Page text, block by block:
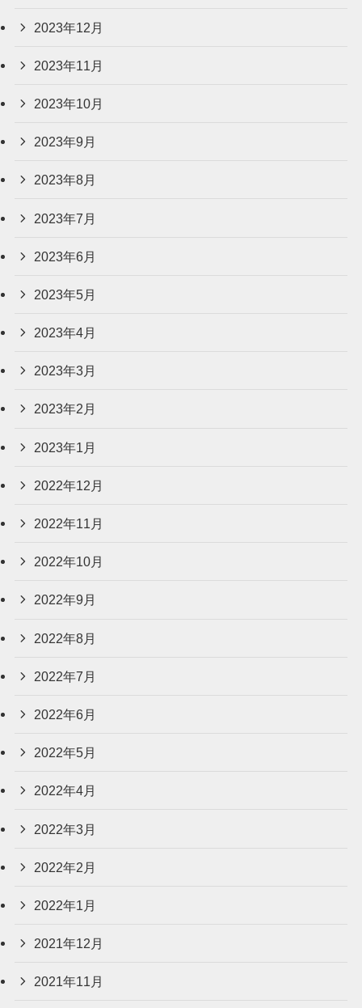
2023年12月
2023年11月
2023年10月
2023年9月
2023年8月
2023年7月
2023年6月
2023年5月
2023年4月
2023年3月
2023年2月
2023年1月
2022年12月
2022年11月
2022年10月
2022年9月
2022年8月
2022年7月
2022年6月
2022年5月
2022年4月
2022年3月
2022年2月
2022年1月
2021年12月
2021年11月